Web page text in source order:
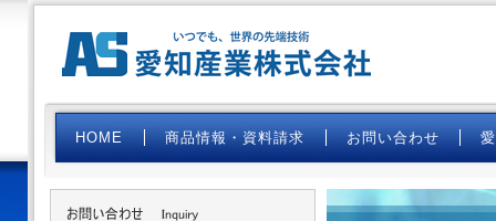
HOME 商品情報・資料請求 お問い合わせ